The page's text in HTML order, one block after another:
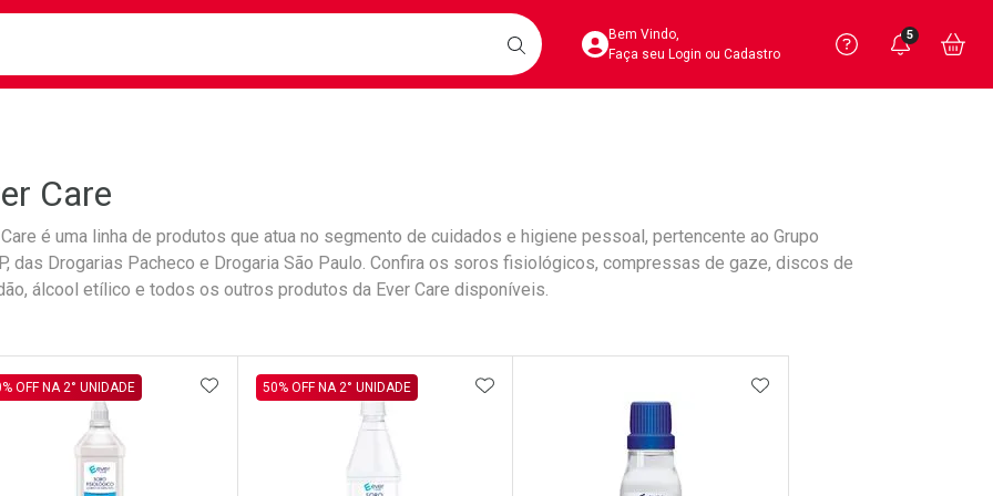
BUSCARAcesse sua Conta
Bem Vindo,
Faça seu Login ou Cadastro
Precisa
Ver Recursos
Você
5
Care
é uma linha de produtos que atua no segmento de cuidados e higiene pessoal, pertencente ao Grupo
das Drogarias Pacheco e Drogaria São Paulo. Confira os soros fisiológicos, compressas de gaze, discos de
álcool etílico e todos os outros produtos da Ever Care disponíveis.
OFF NA 2° UNIDADE ADICIONAR AOS FAVORITOS
50% OFF NA 2° UNIDADE ADICIONAR AOS FAVORITOS ADICIONAR AOS